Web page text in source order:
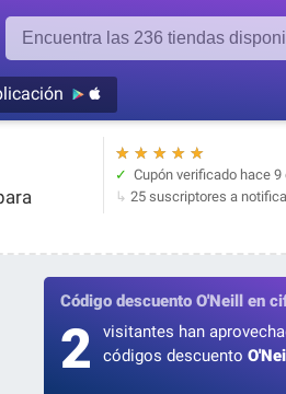
★
★
★
★
★
Cupón verificado hace 9
25 suscriptores a
Código descuento O'Neill en
2
visitantes han
códigos descuento